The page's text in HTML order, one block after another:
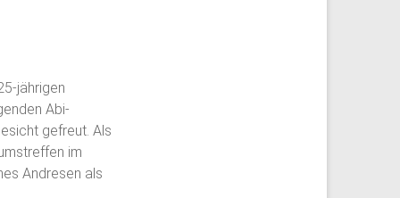
jährigen
Abi-
gefreut. Als
im
Andresen als